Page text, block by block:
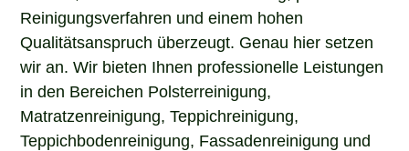
Reinigungsverfahren und einem hohen
Qualitätsanspruch überzeugt. Genau hier setzen
wir an. Wir bieten Ihnen professionelle Leistungen
in den Bereichen Polsterreinigung,
Matratzenreinigung, Teppichreinigung,
Teppichbodenreinigung, Fassadenreinigung und